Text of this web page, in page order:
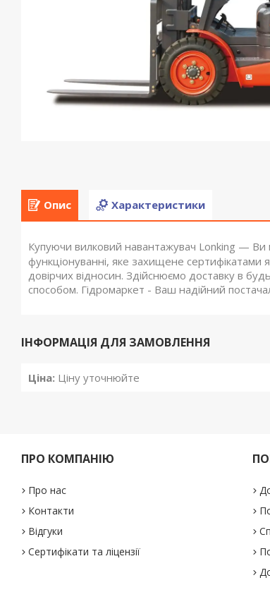
Опис Характеристики
Купуючи вилковий навантажувач Lonking —
функціонуванні, яке захищене сертифікатами
довірчих відносин. Здійснюємо доставку в
способом. Гідромаркет - Ваш надійний
ІНФОРМАЦІЯ ДЛЯ ЗАМОВЛЕННЯ
Ціна: Ціну уточнюйте
ПРО КОМПАНІЮ
Про нас
Контакти
Відгуки
Сертифікати та ліцензії